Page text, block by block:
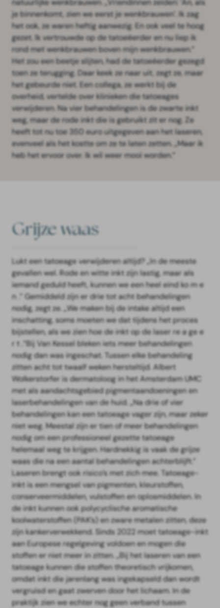
natuurlijke wenkbrauwen. „Vriendinnen zeiden: ‘An, als
je binnenkomt, zien we eerst je wenkbrauwen’. Ik zag
het ook, ze waren heftig aanwezig. En ook veel te hoog
gezet. Ik vertrouwde op de tatoeëerder en nu liep ik
rond met wenkbrauwen boven mijn wenkbrauwen.”
Het zou een beetje slijten, had de tatoeëerder gezegd
toen ze terugging. Daar keek ze naar uit, zegt ze, maar
het gebeurde niet. Een collega, ze werkt bij de
overheid, vertelde over klinieken die tatoeages
verwijderen. Na vier behandelingen is de zwarte inkt
weg, maar de rode inkt die is gebruikt zit er nog. Ze
heeft tot nu toe 350 euro uitgegeven aan het laseren,
evenveel als het kostte om ze te laten zetten. „Maar ik
heb het ervoor over. Ik wil weer mooi worden.”
Grijze waas
Lukt een tatoeage verwijderen altijd? „In de meeste
gevallen wel. Rode en witte inkt zijn lastig, maar als
iemand geduld heeft, kunnen we een heel eind ko m e
n .” Gemiddeld zijn er drie tot acht behandelingen
nodig, zegt ze. „We maken bij de intake altijd een
inschatting, soms moeten we dat tijdens het proces
bijstellen, als we zien hoe de inkt op de laser re a ge e
r t .”Bij Van Kessel bleken iets meer behandelingen
nodig dan was ingeschat. Tussen elke behandeling
zitten acht tot twaalf weken hersteltijd. Albert
Wolkerstorfer is dermatoloog in het Amsterdam UMC
met als aandachtsgebied pigmentaandoeningen en
laserbehandelingen van de huid. „Na drie of vier
behandelingen kan een tatoeage vager zijn, maar zeker
niet weg. Meestal zijn er tien of meer behandelingen
nodig om een professioneel gezette tatoeage
helemaal weg te krijgen. Hardnekkig is vaak de grijze
waas die na een aantal behandelingen achterblijft.”
Laseren brengt ook risico’s met zich mee. Tatoeage-
inkt is een mengsel van pigmenten, kleurstoffen,
conserveermiddelen, vulstoffen en oplosmiddelen. In
de inkt kunnen ook polycyclische aromatische
koolwaterstoffen (PAK’s) en zware metalen zitten, deze
zijn kankerverwekkend. Sinds 2022 moet tatoeage-inkt
aan Europese regelgeving voldoen en mogen die
stoffen er niet meer in zitten. „Bij het laseren van een
tatoeage kunnen die stoffen theoretisch vrijkomen,
omdat inkt die jarenlang was ingekapseld dan wordt
vergruisd en gaat zwerven door het lichaam. In de
praktijk zien we echter nog geen verband tussen